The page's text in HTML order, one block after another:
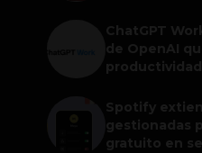
ChatGPT
de OpenAI
productividad
Spotify
gestionadas
gratuito en